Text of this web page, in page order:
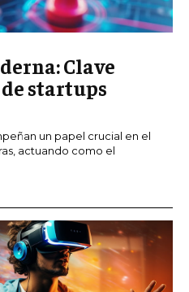
Clave
startups
un papel crucial en el
actuando como el